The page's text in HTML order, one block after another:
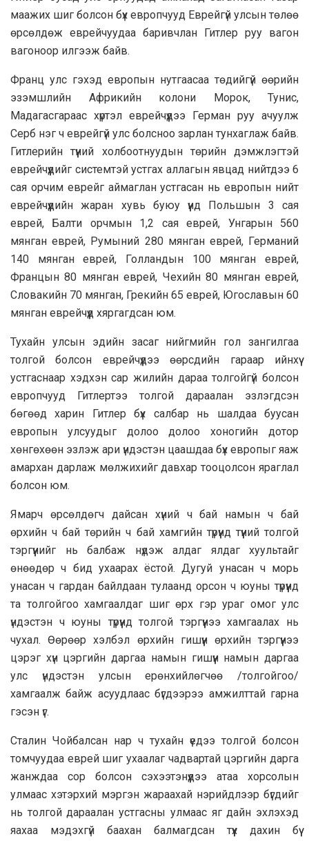
маажих шиг болсон бүх европчууд Еврейгүй улсын төлөө
өрсөлдөж еврейчуудаа баривчлан Гитлер руу вагон
вагоноор илгээж байв.
Франц улс гэхэд европын нутгаасаа төдийгүй өөрийн
эзэмшлийн Африкийн колони Морок, Тунис,
Мадагасгараас хүртэл еврейчүүдээ Герман руу ачуулж
Серб нэг ч еврейгүй улс болсноо зарлан тунхаглаж байв.
Гитлерийн түүний холбоотнуудын төрийн дэмжлэгтэй
еврейчүүдийг системтэй устгах аллагын явцад нийтдээ 6
сая орчим еврейг аймаглан устгасан нь европын нийт
еврейчүүдийн жаран хувь буюу үүнд Польшын 3 сая
еврей, Балти орчмын 1,2 сая еврей, Унгарын 560
мянган еврей, Румыний 280 мянган еврей, Германий
140 мянган еврей, Голландын 100 мянган еврей,
Францын 80 мянган еврей, Чехийн 80 мянган еврей,
Словакийн 70 мянган, Грекийн 65 еврей, Югославын 60
мянган еврейчүүд хяргагдсан юм.
Тухайн улсын эдийн засаг нийгмийн гол зангилгаа
толгой болсон еврейчүүдээ өөрсдийн гараар ийнхүү
устгаснаар хэдхэн сар жилийн дараа толгойгүй болсон
европчууд Гитлертээ толгой дараалан эзлэгдсэн
бөгөөд харин Гитлер бүх салбар нь шалдаа буусан
европын улсуудыг долоо долоо хоногийн дотор
хөнгөхөөн эзлэж ари үндэстэн цаашдаа бүх европыг яаж
амархан дарлаж мөлжихийг давхар тооцолсон яраглал
болсон юм.
Ямарч өрсөлдөгч дайсан хүний ч бай намын ч бай
өрхийн ч бай төрийн ч бай хамгийн түрүүнд түүний толгой
тэргүүнийг нь балбаж нүдэж алдаг ялдаг хуультайг
өнөөдөр ч бид ухаарах ёстой. Дугуй унасан ч морь
унасан ч гардан байлдаан тулаанд орсон ч юуны түрүүнд
та толгойгоо хамгаалдаг шиг өрх гэр ураг омог улс
үндэстэн ч юуны түрүүнд толгой тэргүүнээ хамгаалах нь
чухал. Өөрөөр хэлбэл өрхийн гишүүн өрхийн тэргүүнээ
цэрэг хүн цэргийн даргаа намын гишүүн намын даргаа
улс үндэстэн улсын ерөнхийлөгчөө /толгойгоо/
хамгаалж байж асуудлаас бүгдээрээ амжилттай гарна
гэсэн үг.
Сталин Чойбалсан нар ч тухайн үедээ толгой болсон
томчуудаа еврей шиг ухаалаг чадвартай цэргийн дарга
жанждаа сор болсон сэхээтэнүүдээ атаа хорсолын
улмаас хэтэрхий мэргэн жараахай нэрийдлээр бүгдийг
нь толгой дараалан устгасны улмаас яг дайн эхлэхэд
яахаа мэдэхгүй баахан балмагдсан түүх дахин бүү